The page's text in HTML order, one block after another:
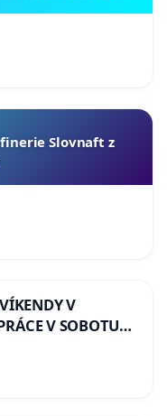
Slovnaft z
V
V SOBOTU
PRACOVNÝ
PRAVIDELNÁ